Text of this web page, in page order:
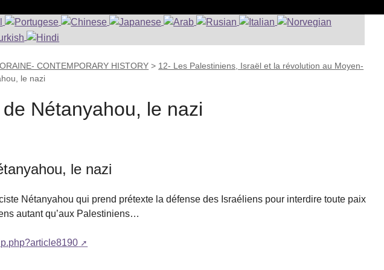
CONTEMPORARY HISTORY > 12- Les Palestiniens, Israël et la révolution au Moyen-
le nazi
Nétanyahou, le nazi
le nazi
Nétanyahou qui prend prétexte la défense des Israéliens pour interdire toute paix
autant qu’aux Palestiniens…